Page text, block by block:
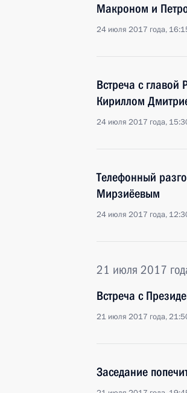
Макроном и
24 июля 2017 года,
Встреча с главой
Кириллом
24 июля 2017 года,
Телефонный
Мирзиёевым
24 июля 2017 года,
21 июля 2017
Встреча с
21 июля 2017 года,
Заседание